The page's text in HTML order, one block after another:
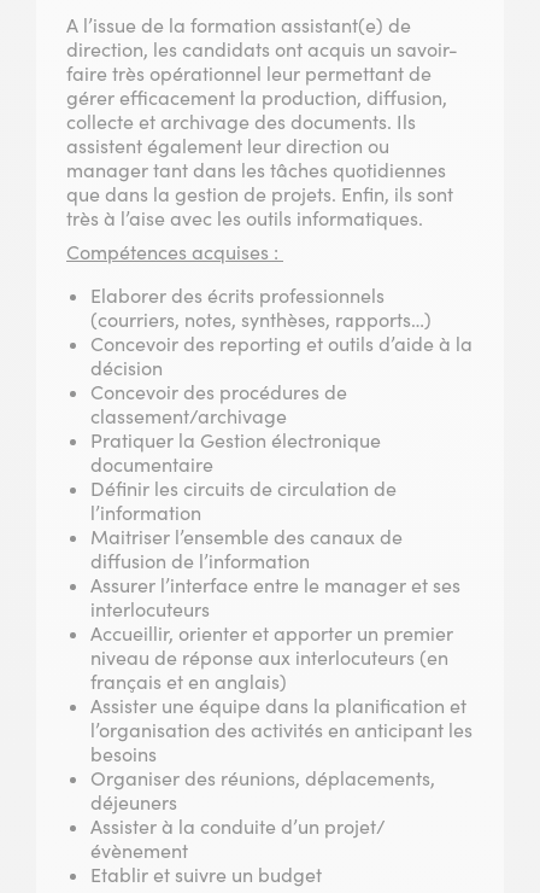
A l’issue de la formation assistant(e) de
direction, les candidats ont acquis un savoir-
faire très opérationnel leur permettant de
gérer efficacement la production, diffusion,
collecte et archivage des documents. Ils
assistent également leur direction ou
manager tant dans les tâches quotidiennes
que dans la gestion de projets. Enfin, ils sont
très à l’aise avec les outils informatiques.
Compétences acquises :
Elaborer des écrits professionnels
(courriers, notes, synthèses, rapports…)
Concevoir des reporting et outils d’aide à la
décision
Concevoir des procédures de
classement/archivage
Pratiquer la Gestion électronique
documentaire
Définir les circuits de circulation de
l’information
Maitriser l’ensemble des canaux de
diffusion de l’information
Assurer l’interface entre le manager et ses
interlocuteurs
Accueillir, orienter et apporter un premier
niveau de réponse aux interlocuteurs (en
français et en anglais)
Assister une équipe dans la planification et
l’organisation des activités en anticipant les
besoins
Organiser des réunions, déplacements,
déjeuners
Assister à la conduite d’un projet/
évènement
Etablir et suivre un budget